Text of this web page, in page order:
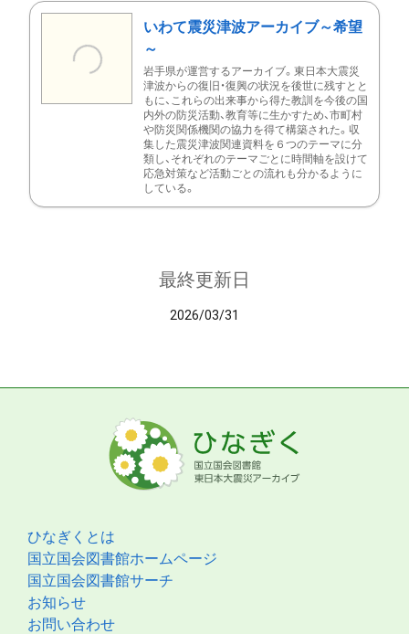
いわて震災津波アーカイブ～希望
～
岩手県が運営するアーカイブ。東日本大震災
津波からの復旧・復興の状況を後世に残すとと
もに、これらの出来事から得た教訓を今後の国
内外の防災活動、教育等に生かすため、市町村
や防災関係機関の協力を得て構築された。収
集した震災津波関連資料を６つのテーマに分
類し、それぞれのテーマごとに時間軸を設けて
応急対策など活動ごとの流れも分かるように
している。
最終更新日
2026/03/31
ひなぎくとは
国立国会図書館ホームページ
国立国会図書館サーチ
お知らせ
お問い合わせ